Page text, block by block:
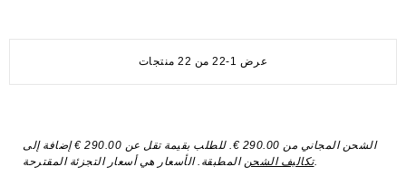
عرض 1-22 من 22 منتجات
الشحن المجاني من 290.00 €. للطلب بقيمة تقل عن 290.00 € إضافة إلى
تكاليف الشحنالمطبقة. الأسعار هي أسعار التجزئة المقترحة.